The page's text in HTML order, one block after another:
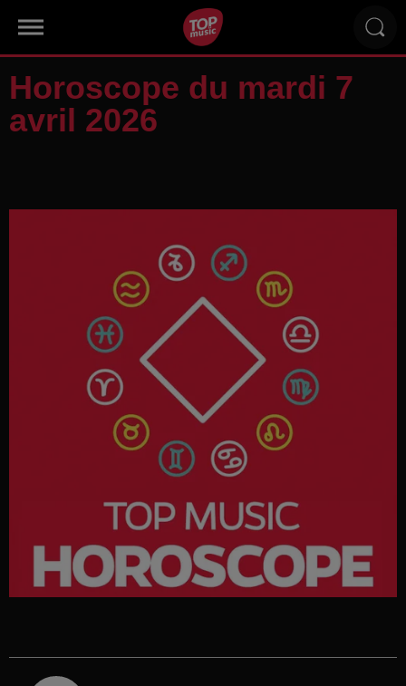
Horoscope du mardi 7
avril 2026